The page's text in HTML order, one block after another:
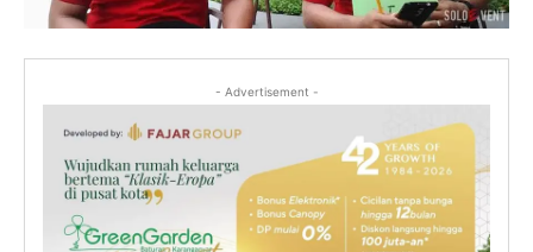
- Advertisement -